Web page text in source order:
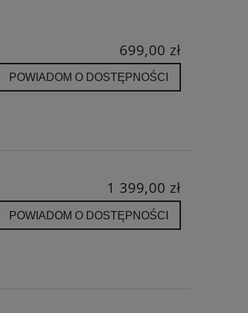
699,00 zł
POWIADOM O DOSTĘPNOŚCI
1 399,00 zł
POWIADOM O DOSTĘPNOŚCI